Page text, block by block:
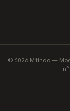
© 2026 Mitindo—